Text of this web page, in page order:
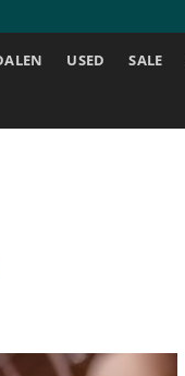
USED SALE